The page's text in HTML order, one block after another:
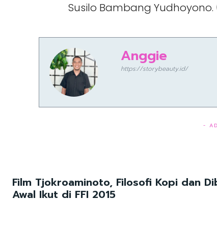
Susilo Bambang Yudhoyono.
Anggie
https://storybeauty.id/
-
Film Tjokroaminoto, Filosofi Kopi dan
Awal Ikut di FFI 2015